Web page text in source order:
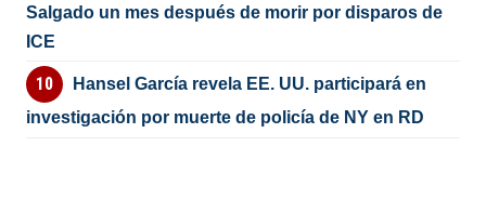
Salgado un mes después de morir por disparos de
ICE
Hansel García revela EE. UU. participará en
investigación por muerte de policía de NY en RD